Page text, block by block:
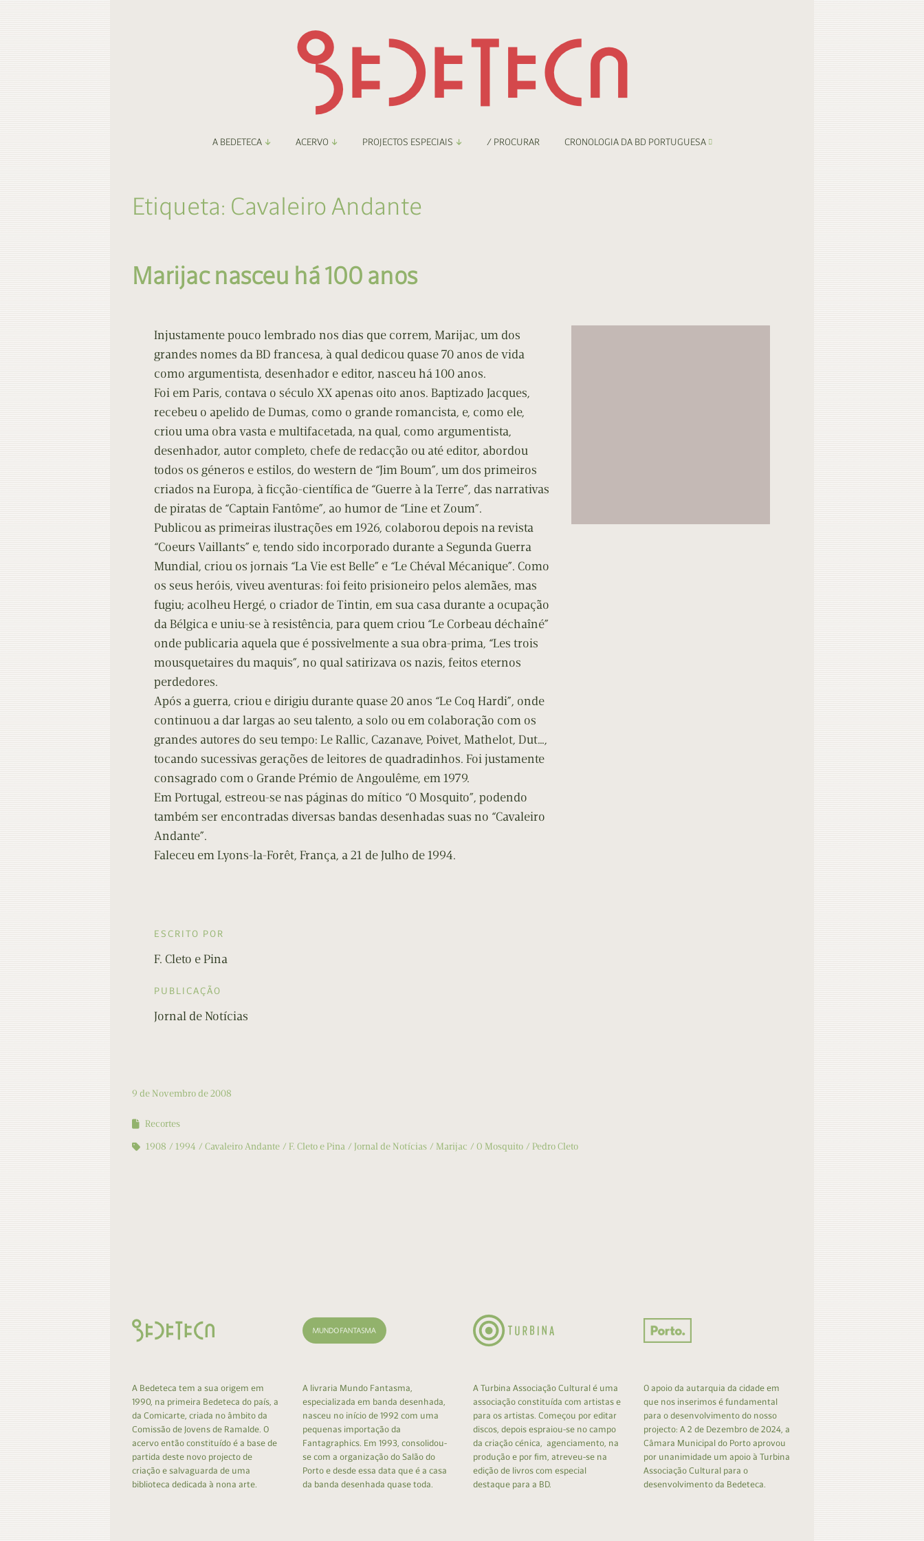
A BEDETECA
Amigos da Bedeteca
O Porto e a BD
ACERVO
Fanzineteca Comicarte
Fanzineteca Digital
Doação de Edições
PROJECTOS ESPECIAIS
Recortes
/ PROCURAR CRONOLOGIA DA BD PORTUGUESA
Etiqueta: Cavaleiro Andante
Marijac nasceu há 100 anos
Injustamente pouco lembrado nos dias que correm, Marijac, um dos
grandes nomes da BD francesa, à qual dedicou quase 70 anos de vida
como argumentista, desenhador e editor, nasceu há 100 anos.
Foi em Paris, contava o século XX apenas oito anos. Baptizado Jacques,
recebeu o apelido de Dumas, como o grande romancista, e, como ele,
criou uma obra vasta e multifacetada, na qual, como argumentista,
desenhador, autor completo, chefe de redacção ou até editor, abordou
todos os géneros e estilos, do western de “Jim Boum”, um dos primeiros
criados na Europa, à ficção-científica de “Guerre à la Terre”, das narrativas
de piratas de “Captain Fantôme”, ao humor de “Line et Zoum”.
Publicou as primeiras ilustrações em 1926, colaborou depois na revista
“Coeurs Vaillants” e, tendo sido incorporado durante a Segunda Guerra
Mundial, criou os jornais “La Vie est Belle” e “Le Chéval Mécanique”. Como
os seus heróis, viveu aventuras: foi feito prisioneiro pelos alemães, mas
fugiu; acolheu Hergé, o criador de Tintin, em sua casa durante a ocupação
da Bélgica e uniu-se à resistência, para quem criou “Le Corbeau déchaîné”
onde publicaria aquela que é possivelmente a sua obra-prima, “Les trois
mousquetaires du maquis”, no qual satirizava os nazis, feitos eternos
perdedores.
Após a guerra, criou e dirigiu durante quase 20 anos “Le Coq Hardi”, onde
continuou a dar largas ao seu talento, a solo ou em colaboração com os
grandes autores do seu tempo: Le Rallic, Cazanave, Poivet, Mathelot, Dut…,
tocando sucessivas gerações de leitores de quadradinhos. Foi justamente
consagrado com o Grande Prémio de Angoulême, em 1979.
Em Portugal, estreou-se nas páginas do mítico “O Mosquito”, podendo
também ser encontradas diversas bandas desenhadas suas no “Cavaleiro
Andante”.
Faleceu em Lyons-la-Forêt, França, a 21 de Julho de 1994.
ESCRITO POR
F. Cleto e Pina
PUBLICAÇÃO
Jornal de Notícias
9 de Novembro de 2008
Recortes
1908
1994 Cavaleiro Andante F. Cleto e Pina Jornal de Notícias Marijac O Mosquito Pedro Cleto
A Bedeteca tem a sua origem em
1990, na primeira Bedeteca do país, a
da Comicarte, criada no âmbito da
Comissão de Jovens de Ramalde. O
acervo então constituído é a base de
partida deste novo projecto de
criação e salvaguarda de uma
biblioteca dedicada à nona arte.
A livraria Mundo Fantasma,
especializada em banda desenhada,
nasceu no início de 1992 com uma
pequenas importação da
Fantagraphics. Em 1993, consolidou-
se com a organização do Salão do
Porto e desde essa data que é a casa
da banda desenhada quase toda.
A Turbina Associação Cultural é uma
associação constituída com artistas e
para os artistas. Começou por editar
discos, depois espraiou-se no campo
da criação cénica, agenciamento, na
produção e por fim, atreveu-se na
edição de livros com especial
destaque para a BD.
O apoio da autarquia da cidade em
que nos inserimos é fundamental
para o desenvolvimento do nosso
projecto: A 2 de Dezembro de 2024, a
Câmara Municipal do Porto aprovou
por unanimidade um apoio à Turbina
Associação Cultural para o
desenvolvimento da Bedeteca.